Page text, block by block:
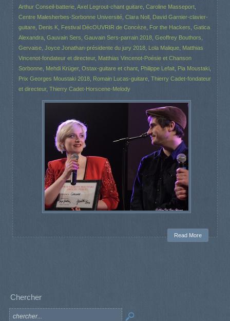
Arthur Conseil-batterie Axel Legrout-chant guitare Caroline Masseport
Centre Malesherbes-Sorbonne Université Clara Noll David Garnier-clavier-
guitare Denis K Festival DécOUVRIR de Concèze For the Hackers Gatica
Alexandra Gauvain Sers Gauvain Sers-parrain 2018 Geoffrey Bouthors
Gervaise Joyce Jonathan-présidente du jury 2018 Lola Malique Matthias
Vincenot-fondateur et directeur, Matthias Vincenot-Poésie et Chanson
Sorbonne Mehdi Krüger, Ostax-guitare et chant Philippe Lefait Pia Moustaki
Prix Georges Moustaki 2018 Romain Lucas-guitare Thierry Cadet-fondateur
et directeur, Thierry Cadet-Horscene-Melody
Read More
Chercher